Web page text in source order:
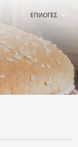
ΕΠΙΛΟΓΕΣ